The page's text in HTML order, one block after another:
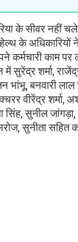
के सीवर नहीं चले
के अधिकारियों
काम पर
में सुरेंद्र शर्मा,
भांभू, बनवारी
वीरेंद्र शर्मा,
सिंह, सुनील
सुनीता सहित